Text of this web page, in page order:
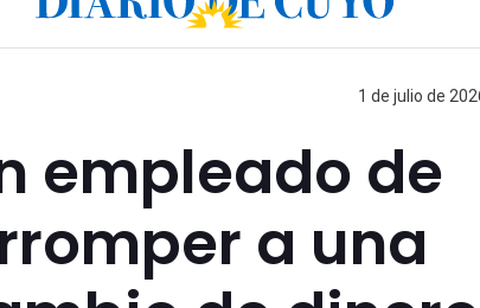
1 de julio de
empleado de
a una